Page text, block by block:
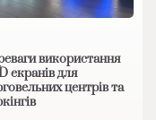
використання
екранів для
центрів та